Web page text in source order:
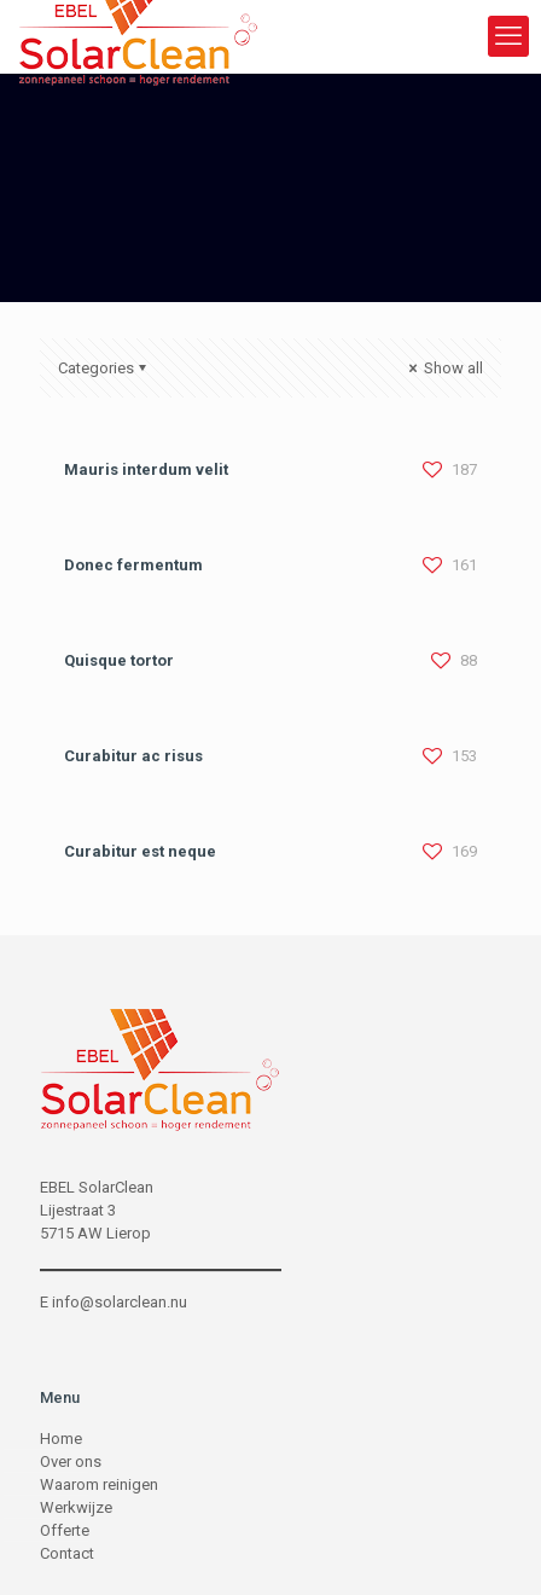
Categories Show all
Mauris interdum velit 187
Donec fermentum 161
Quisque tortor 88
Curabitur ac risus 153
Curabitur est neque 169
EBEL SolarClean
Lijestraat 3
5715 AW Lierop
E info@solarclean.nu
Menu
Home
Over ons
Waarom reinigen
Werkwijze
Offerte
Contact